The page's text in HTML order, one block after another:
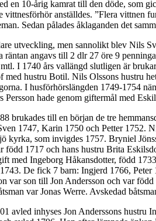
en 10-årig kamrat till den döde, som
vittnesförhör anställdes. ”Flera vittnen
Sedan pålades åklaganden det
utveckling, men sannolikt blev Nils
räntan angavs till 2 dlr 27 öre 9
I 1740 års vallängd slutligen är
med hustru Botil. Nils Olssons hustru
I husförhörslängden 1749-1754
Persson hade genom giftermål med
brukades till en början de tre
1747, Karin 1750 och Petter 1752.
kyrka, som invigdes 1757. Bryniel
född 1717 och hans hustru Brita
med Ingeborg Håkansdotter, född
De fick 7 barn: Ingjerd 1766, Peter
var son till Jon Andersson och var
var Jonas Werre. Avskedad
avled inhyses Jon Anderssons hustru